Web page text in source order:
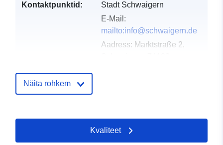
Kontaktpunktid:
Stadt Schwaigern
E-Mail:
mailto:info@schwaigern.de
Aadress: Marktstraße 2,
Kataloogi kirje: Lisatud andmetele.europa.eu:
2026
Näita rohkem
Kvaliteet